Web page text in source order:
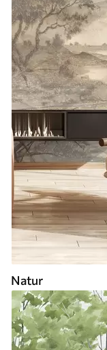
Natur